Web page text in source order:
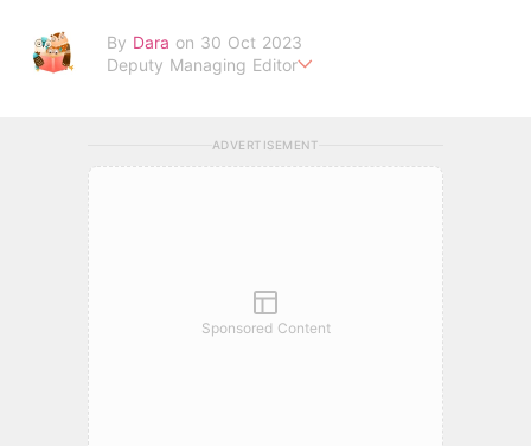
By Dara on 30 Oct 2023
Deputy Managing Editor
ADVERTISEMENT
Sponsored Content